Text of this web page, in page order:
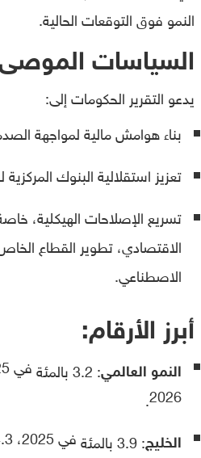
النمو فوق التوقعات الحالية.
السياسات
يدعو التقرير الحكومات إلى:
بناء هوامش مالية لمواجهة
تعزيز استقلالية البنوك
تسريع الإصلاحات الهيكلية،
الاقتصادي، تطوير القطاع
الاصطناعي.
أبرز الأرقام:
النمو العالمي: 3.2 بالمئة
2026
.
الخليج: 3.9 بالمئة في 2025، 4.3 بالمئة في 2026